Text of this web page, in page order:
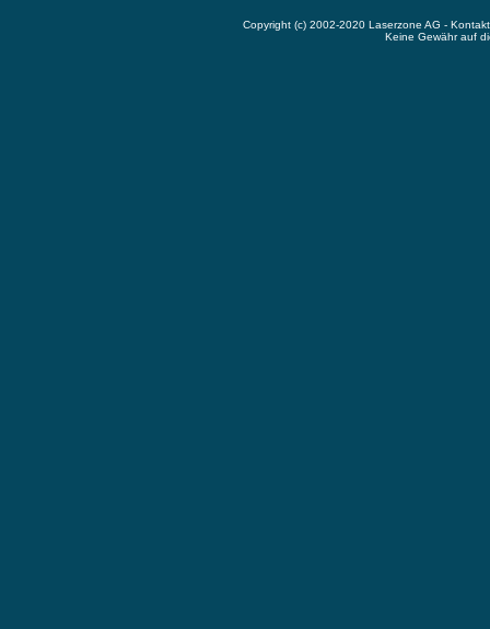
Copyright (c) 2002-2020 Laserzone AG -
Keine Gewähr auf